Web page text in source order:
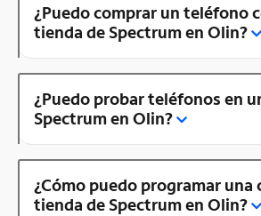
¿Puedo comprar un teléfono
tienda de Spectrum en Olin?
¿Puedo probar teléfonos en
Spectrum en Olin?
¿Cómo puedo programar una
tienda de Spectrum en Olin?